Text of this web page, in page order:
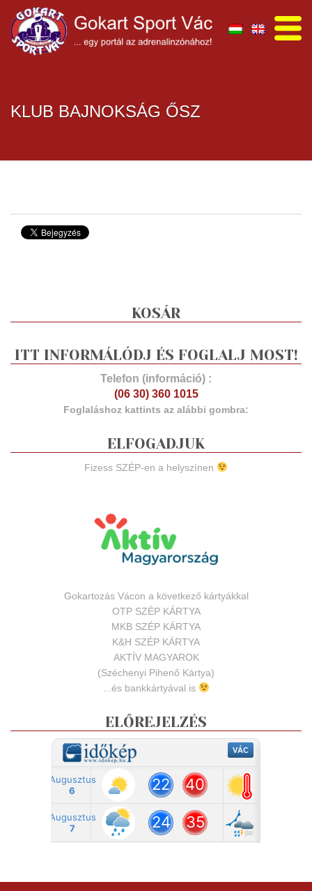
KLUB BAJNOKSÁG ŐSZ
KOSÁR
ITT INFORMÁLÓDJ ÉS FOGLALJ MOST!
Telefon (információ) :
(06 30) 360 1015
Foglaláshoz kattints az alábbi gombra:
ELFOGADJUK
Fizess SZÉP-en a helyszínen
Gokartozás Vácon a következő kártyákkal
OTP SZÉP KÁRTYA
MKB SZÉP KÁRTYA
K&H SZÉP KÁRTYA
AKTÍV MAGYAROK
(Széchenyi Pihenő Kártya)
...és bankkártyával is
ELŐREJELZÉS